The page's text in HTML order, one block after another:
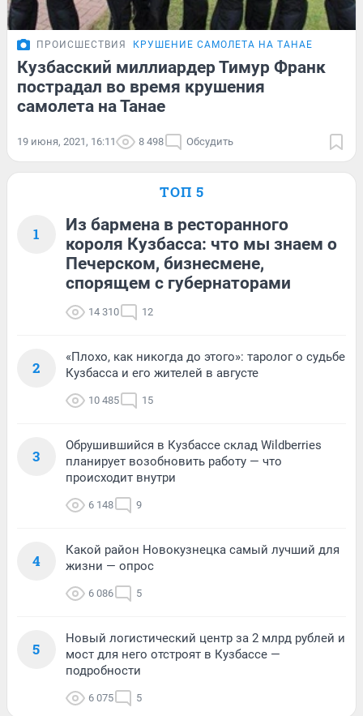
ПРОИСШЕСТВИЯ КРУШЕНИЕ САМОЛЕТА НА ТАНАЕ
Кузбасский миллиардер Тимур Франк
пострадал во время крушения
самолета на Танае
19 июня, 2021, 16:11 8 498 Обсудить
ТОП 5
1
Из бармена в ресторанного
короля Кузбасса: что мы знаем о
Печерском, бизнесмене,
спорящем с губернаторами
14 310 12
2
«Плохо, как никогда до этого»: таролог о судьбе
Кузбасса и его жителей в августе
10 485 15
3
Обрушившийся в Кузбассе склад Wildberries
планирует возобновить работу — что
происходит внутри
6 148 9
4
Какой район Новокузнецка самый лучший для
жизни — опрос
6 086 5
5
Новый логистический центр за 2 млрд рублей и
мост для него отстроят в Кузбассе —
подробности
6 075 5